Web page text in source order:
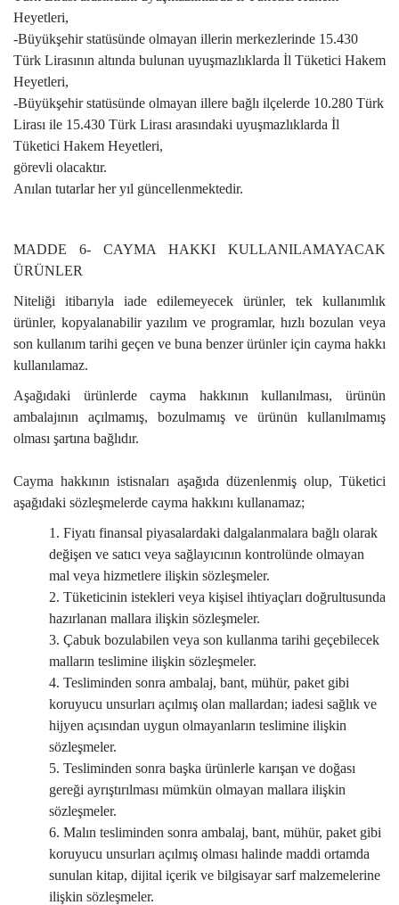
Heyetleri,
-Büyükşehir statüsünde olmayan illerin merkezlerinde 15.430
Türk Lirasının altında bulunan uyuşmazlıklarda İl Tüketici Hakem
Heyetleri,
-Büyükşehir statüsünde olmayan illere bağlı ilçelerde 10.280 Türk
Lirası ile 15.430 Türk Lirası arasındaki uyuşmazlıklarda İl
Tüketici Hakem Heyetleri,
görevli olacaktır.
Anılan tutarlar her yıl güncellenmektedir.
MADDE 6- CAYMA HAKKI KULLANILAMAYACAK
ÜRÜNLER
Niteliği itibarıyla iade edilemeyecek ürünler, tek kullanımlık
ürünler, kopyalanabilir yazılım ve programlar, hızlı bozulan veya
son kullanım tarihi geçen ve buna benzer ürünler için cayma hakkı
kullanılamaz.
Aşağıdaki ürünlerde cayma hakkının kullanılması, ürünün
ambalajının açılmamış, bozulmamış ve ürünün kullanılmamış
olması şartına bağlıdır.
Cayma hakkının istisnaları aşağıda düzenlenmiş olup, Tüketici
aşağıdaki sözleşmelerde cayma hakkını kullanamaz;
1. Fiyatı finansal piyasalardaki dalgalanmalara bağlı olarak
değişen ve satıcı veya sağlayıcının kontrolünde olmayan
mal veya hizmetlere ilişkin sözleşmeler.
2. Tüketicinin istekleri veya kişisel ihtiyaçları doğrultusunda
hazırlanan mallara ilişkin sözleşmeler.
3. Çabuk bozulabilen veya son kullanma tarihi geçebilecek
malların teslimine ilişkin sözleşmeler.
4. Tesliminden sonra ambalaj, bant, mühür, paket gibi
koruyucu unsurları açılmış olan mallardan; iadesi sağlık ve
hijyen açısından uygun olmayanların teslimine ilişkin
sözleşmeler.
5. Tesliminden sonra başka ürünlerle karışan ve doğası
gereği ayrıştırılması mümkün olmayan mallara ilişkin
sözleşmeler.
6. Malın tesliminden sonra ambalaj, bant, mühür, paket gibi
koruyucu unsurları açılmış olması halinde maddi ortamda
sunulan kitap, dijital içerik ve bilgisayar sarf malzemelerine
ilişkin sözleşmeler.